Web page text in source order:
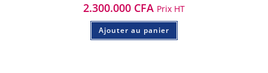
2.300.000 CFA Prix HT
Ajouter au panier